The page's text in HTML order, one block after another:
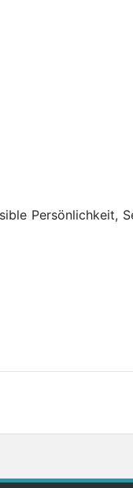
Persönlichkeit,